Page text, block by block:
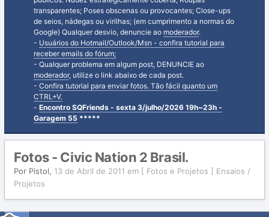
transparentes; Poses obscenas ou provocantes; Close-ups
de seios, nádegas ou virilhas; (em cumprimento a normas do
Google) Qualquer desvio, denuncie ao moderador.
- Usuários do Hotmail/Outlook/Msn - confira tutorial para
receber emails do fórum;
- Qualquer problema em algum post, DENUNCIE ao
moderador, utilize o link abaixo de cada post.
- Confira tutorial para enviar fotos. Tão fácil quanto um
CTRL+V.
- Encontro SQFriends - sexta 3/julho/2026 19h~23h -
Garagem 55 *****
Fotos - Civic Nation 2 Brasil.
Por Pistol, 13 de Abril de 2011 em [ Fotos e Projetos ] Ensaios /
Projetos